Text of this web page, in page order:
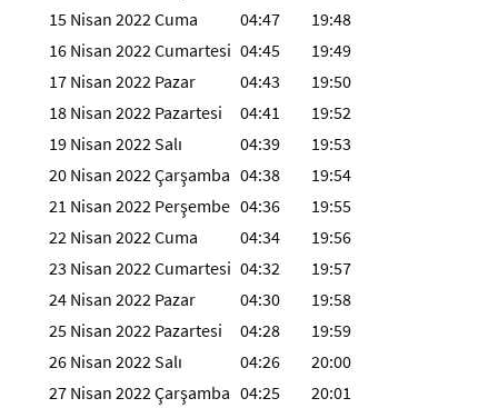
15 Nisan 2022 Cuma
04:47
19:48
16 Nisan 2022 Cumartesi 04:45
19:49
17 Nisan 2022 Pazar
04:43
19:50
18 Nisan 2022 Pazartesi
04:41
19:52
19 Nisan 2022 Salı
04:39
19:53
20 Nisan 2022 Çarşamba 04:38
19:54
21 Nisan 2022 Perşembe 04:36
19:55
22 Nisan 2022 Cuma
04:34
19:56
23 Nisan 2022 Cumartesi 04:32
19:57
24 Nisan 2022 Pazar
04:30
19:58
25 Nisan 2022 Pazartesi
04:28
19:59
26 Nisan 2022 Salı
04:26
20:00
27 Nisan 2022 Çarşamba 04:25
20:01